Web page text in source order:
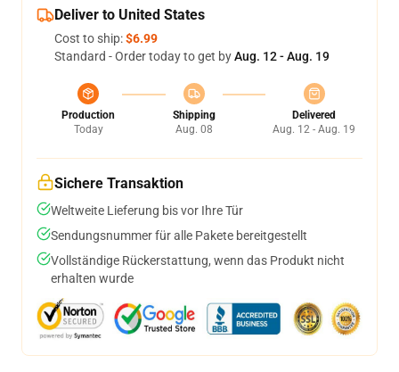
Deliver to United States
Cost to ship:$6.99
Standard - Order today to get byAug. 12 - Aug. 19
Production
Today
Shipping
Aug. 08
Delivered
Aug. 12 - Aug. 19
Sichere Transaktion
Weltweite Lieferung bis vor Ihre Tür
Sendungsnummer für alle Pakete bereitgestellt
Vollständige Rückerstattung, wenn das Produkt nicht
erhalten wurde